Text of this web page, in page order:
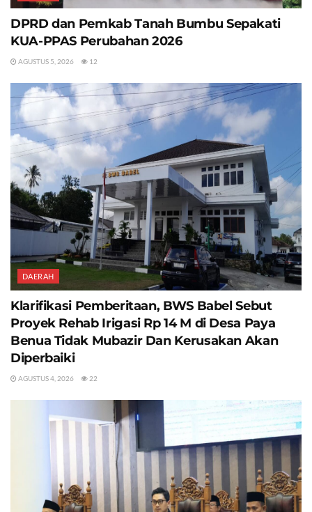
DPRD dan Pemkab Tanah Bumbu Sepakati
KUA-PPAS Perubahan 2026
AGUSTUS 5, 2026 12
DAERAH
Klarifikasi Pemberitaan, BWS Babel Sebut
Proyek Rehab Irigasi Rp 14 M di Desa Paya
Benua Tidak Mubazir Dan Kerusakan Akan
Diperbaiki
AGUSTUS 4, 2026 22